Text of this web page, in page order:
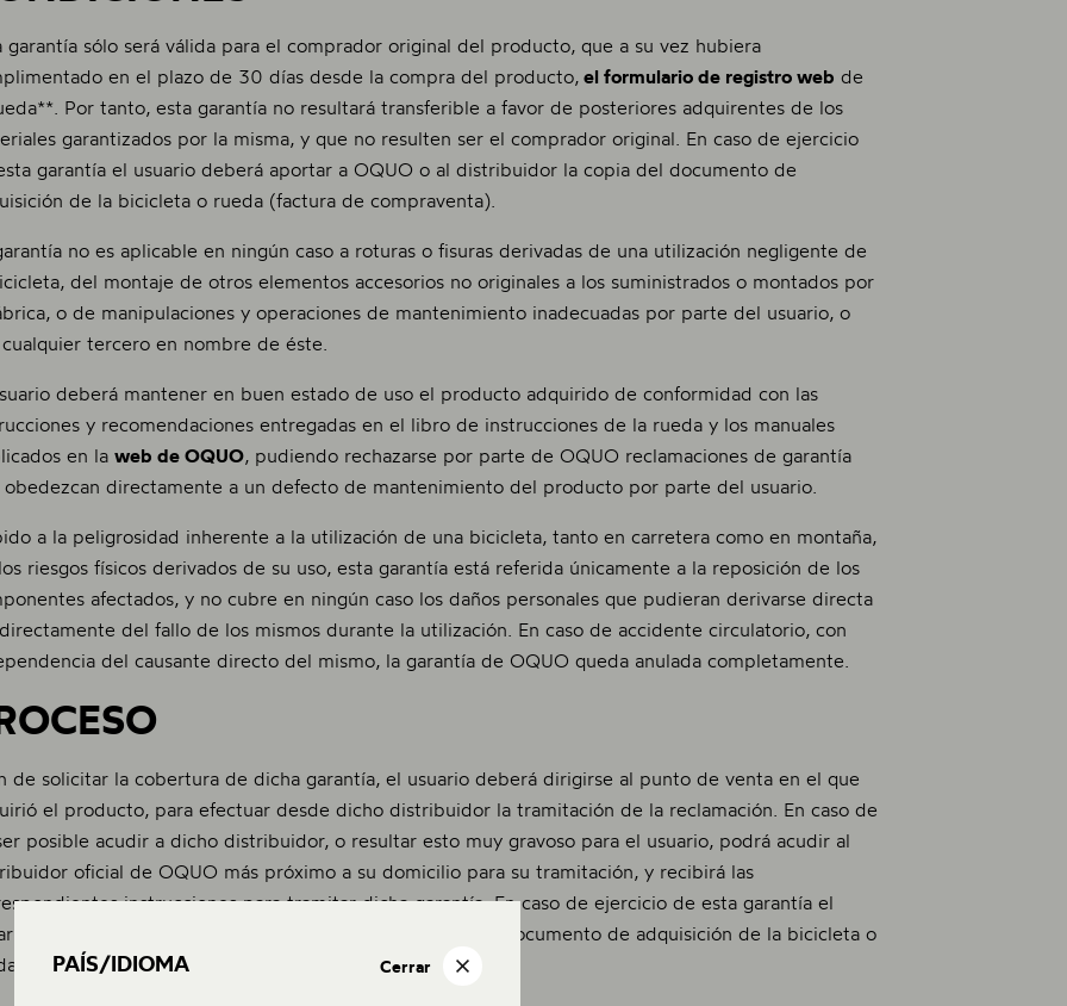
garantía sólo será válida para el comprador original del producto, que a su vez hubiera
en el plazo de 30 días desde la compra del producto, el formulario de registro web de
Por tanto, esta garantía no resultará transferible a favor de posteriores adquirentes de los
garantizados por la misma, y que no resulten ser el comprador original. En caso de ejercicio
garantía el usuario deberá aportar a OQUO o al distribuidor la copia del documento de
de la bicicleta o rueda (factura de compraventa).
no es aplicable en ningún caso a roturas o fisuras derivadas de una utilización negligente de
del montaje de otros elementos accesorios no originales a los suministrados o montados por
o de manipulaciones y operaciones de mantenimiento inadecuadas por parte del usuario, o
tercero en nombre de éste.
deberá mantener en buen estado de uso el producto adquirido de conformidad con las
y recomendaciones entregadas en el libro de instrucciones de la rueda y los manuales
en laweb de OQUO, pudiendo rechazarse por parte de OQUO reclamaciones de garantía
obedezcan directamente a un defecto de mantenimiento del producto por parte del usuario.
a la peligrosidad inherente a la utilización de una bicicleta, tanto en carretera como en montaña,
riesgos físicos derivados de su uso, esta garantía está referida únicamente a la reposición de los
afectados, y no cubre en ningún caso los daños personales que pudieran derivarse directa
del fallo de los mismos durante la utilización. En caso de accidente circulatorio, con
del causante directo del mismo, la garantía de OQUO queda anulada completamente.
de solicitar la cobertura de dicha garantía, el usuario deberá dirigirse al punto de venta en el que
el producto, para efectuar desde dicho distribuidor la tramitación de la reclamación. En caso de
posible acudir a dicho distribuidor, o resultar esto muy gravoso para el usuario, podrá acudir al
oficial de OQUO más próximo a su domicilio para su tramitación, y recibirá las
instrucciones para tramitar dicha garantía. En caso de ejercicio de esta garantía el
deberá aportar a OQUO o al distribuidor la copia del documento de adquisición de la bicicleta o
(factura de compraventa).
PAÍS/IDIOMA Cerrar